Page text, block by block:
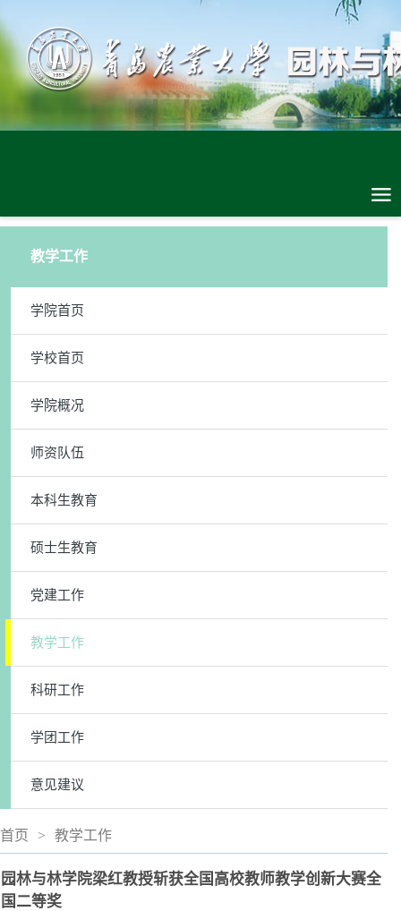
教学工作
学院首页
学校首页
学院概况
师资队伍
本科生教育
硕士生教育
党建工作
教学工作
科研工作
学团工作
意见建议
首页 > 教学工作
园林与林学院梁红教授斩获全国高校教师教学创新大赛全
国二等奖